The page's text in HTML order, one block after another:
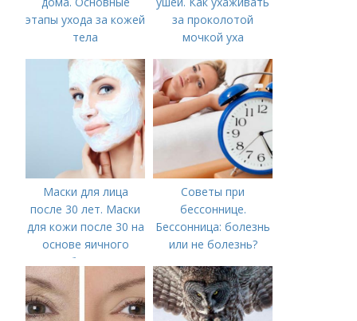
этапы ухода за кожей
тела
за проколотой
мочкой уха
Маски для лица
после 30 лет. Маски
для кожи после 30 на
основе яичного
белка
Советы при
бессоннице.
Бессонница: болезнь
или не болезнь?